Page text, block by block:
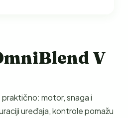
V
motor, snaga i
uređaja, kontrole pomažu